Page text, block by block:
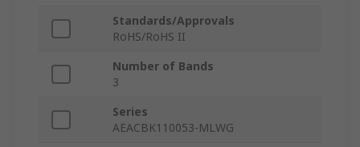
Standards/Approvals
RoHS/RoHS II
Number of Bands
3
Series
AEACBK110053-MLWG